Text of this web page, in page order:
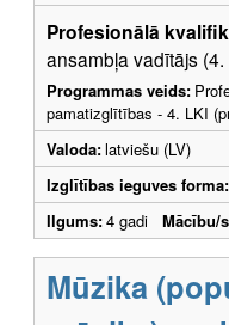
Profesionālā
ansambļa vadītājs (4.
Programmas veids:
pamatizglītības - 4. LKI
Valoda:latviešu (LV)
Izglītības ieguves forma:
Ilgums:4 gadi Mācību/
Mūzika